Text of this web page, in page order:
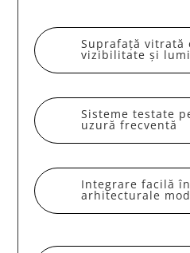
Suprafață vitrată
vizibilitate și
Sisteme testate
uzură frecventă
Integrare facilă
arhitecturale